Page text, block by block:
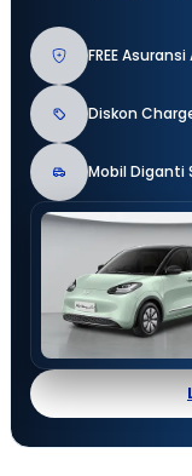
FREE Asuransi
Diskon
Mobil Diganti